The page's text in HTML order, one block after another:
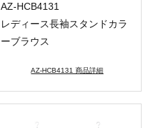
AZ-HCB4131
レディース長袖スタンドカラ
ーブラウス
AZ-HCB4131 商品詳細